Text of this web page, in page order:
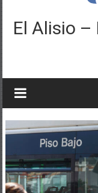
El Alisio